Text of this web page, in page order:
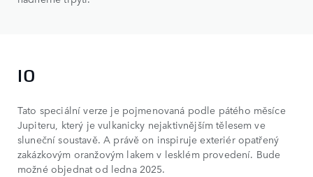
IO
Tato speciální verze je pojmenovaná podle pátého měsíce
Jupiteru, který je vulkanicky nejaktivnějším tělesem ve
sluneční soustavě. A právě on inspiruje exteriér opatřený
zakázkovým oranžovým lakem v lesklém provedení. Bude
možné objednat od ledna 2025.